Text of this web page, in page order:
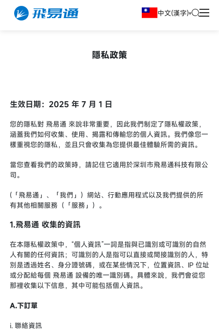
中文(漢字)
隱私政策
生效日期：2025 年 7 月 1 日
您的隱私對 飛易通 來說非常重要，因此我們制定了隱私權政策，
涵蓋我們如何收集、使用、揭露和傳輸您的個人資訊。我們像您一
樣重視您的隱私，並且只會收集為您提供最佳體驗所需的資訊。
當您查看我們的政策時，請記住它適用於深圳市飛易通科技有限公
司。
(「飛易通」、「我們」）網站、行動應用程式以及我們提供的所
有其他相關服務（「服務」）。
1.飛易通 收集的資訊
在本隱私權政策中，“個人資訊”一詞是指與已識別或可識別的自然
人有關的任何資訊；可識別的人是指可以直接或間接識別的人，特
別是透過姓名、身分證號碼，或在某些情況下，位置資訊、IP 位址
或分配給每個 飛易通 設備的唯一識別碼。具體來說，我們會從您
那裡收集以下信息，其中可能包括個人資訊。
A.下訂單
i. 聯絡資訊